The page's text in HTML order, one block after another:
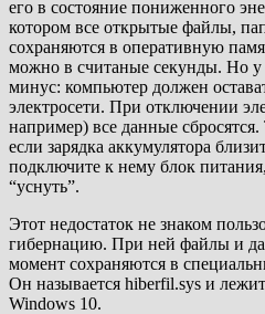
его в состояние пониженного
котором все открытые файлы,
сохраняются в оперативную
можно в считаные секунды. Но у
минус: компьютер должен
электросети. При отключении
например) все данные сбросятся.
если зарядка аккумулятора
подключите к нему блок
“уснуть”.
Этот недостаток не знаком
гибернацию. При ней файлы и
момент сохраняются в
Он называется hiberfil.sys и
Windows 10.